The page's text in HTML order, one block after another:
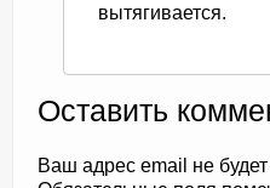
вытягивается.
Оставить
Ваш адрес email не